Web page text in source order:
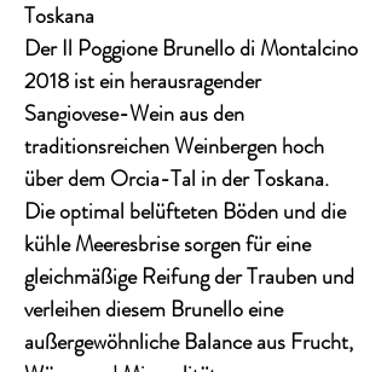
Toskana
DerIl Poggione Brunello di Montalcino
2018ist ein herausragender
Sangiovese-Wein aus den
traditionsreichen Weinbergen hoch
über dem Orcia-Tal in der Toskana.
Die optimal belüfteten Böden und die
kühle Meeresbrise sorgen für eine
gleichmäßige Reifung der Trauben und
verleihen diesem Brunello eine
außergewöhnliche Balance aus Frucht,